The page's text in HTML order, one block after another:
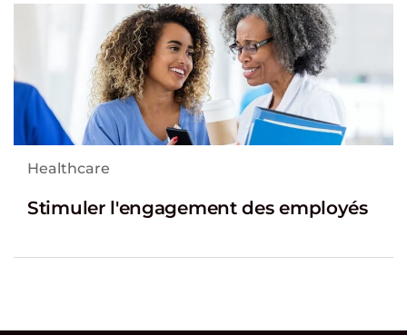
Healthcare
Stimuler l'engagement des employés